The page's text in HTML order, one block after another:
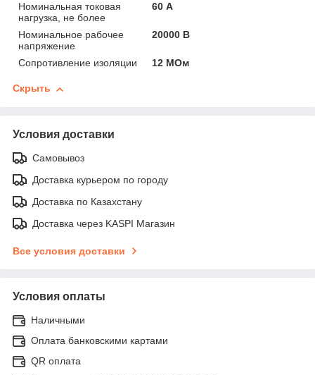
Номинальная токовая
нагрузка, не более
60 А
Номинальное рабочее
напряжение
20000 В
Сопротивление изоляции 12 МОм
Скрыть
Условия доставки
Самовывоз
Доставка курьером по городу
Доставка по Казахстану
Доставка через KASPI Магазин
Все условия доставки
Условия оплаты
Наличными
Оплата банковскими картами
QR оплата